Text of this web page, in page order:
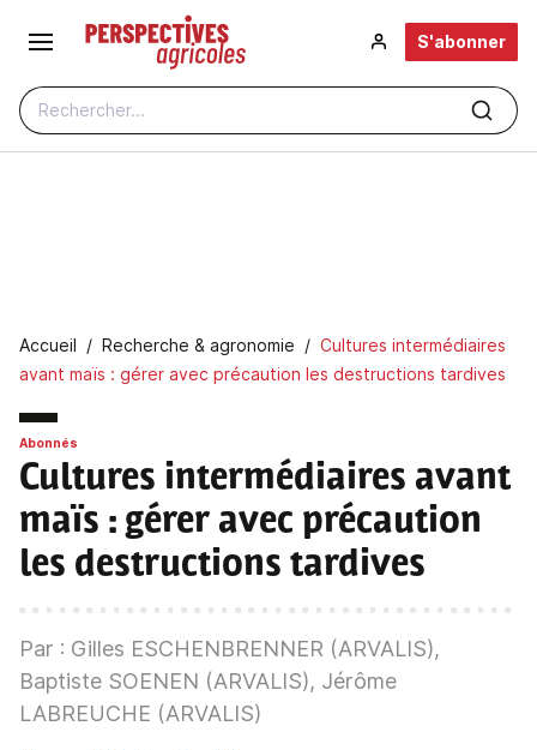
Aller au contenu principal
Rechercher...
S'abonner
Fil d'Ariane
Accueil Recherche & agronomie
Cultures intermédiaires
avant maïs : gérer avec précaution les destructions tardives
Abonnés
Cultures intermédiaires avant
maïs : gérer avec précaution
les destructions tardives
Par : Gilles ESCHENBRENNER (ARVALIS),
Baptiste SOENEN (ARVALIS), Jérôme
LABREUCHE (ARVALIS)